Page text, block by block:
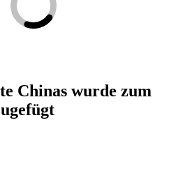
Chinas wurde zum